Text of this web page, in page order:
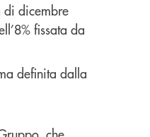
di dicembre
fissata da
definita dalla